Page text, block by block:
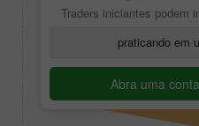
Traders iniciantes podem
praticando em
Abra uma